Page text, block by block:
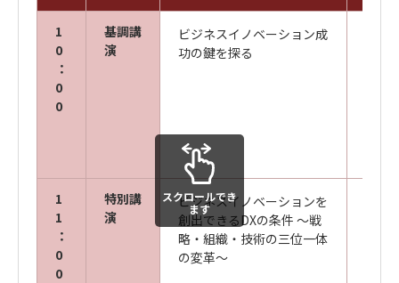
1
0
：
0
0
基調講
演
ビジネスイノベーション成
功の鍵を探る
1
1
：
0
0
特別講
演
ビジネスイノベーションを
創出できるDXの条件 ～戦
略・組織・技術の三位一体
の変革～
スクロールでき
ます